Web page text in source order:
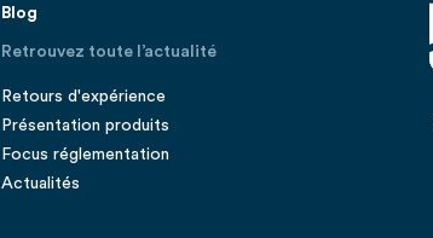
Blog
Retrouvez toute l’actualité
Retours d'expérience
Présentation produits
Focus réglementation
Actualités